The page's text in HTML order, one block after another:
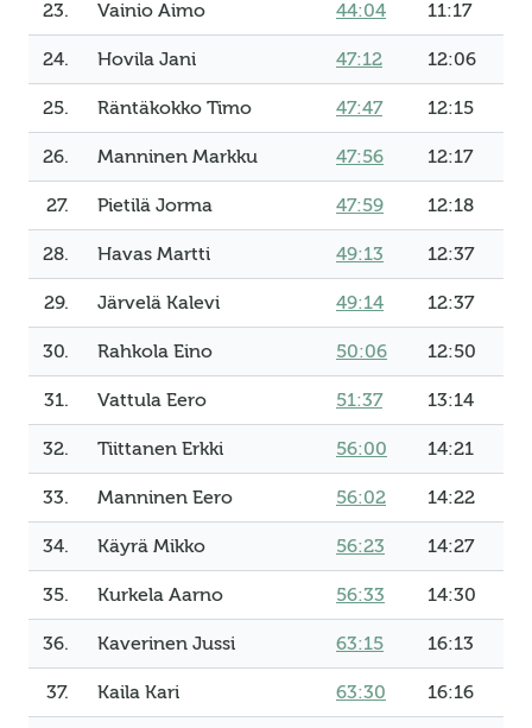
23. Vainio Aimo 44:04 11:17
24. Hovila Jani 47:12 12:06
25. Räntäkokko Timo 47:47 12:15
26. Manninen Markku 47:56 12:17
27. Pietilä Jorma 47:59 12:18
28. Havas Martti 49:13 12:37
29. Järvelä Kalevi 49:14 12:37
30. Rahkola Eino 50:06 12:50
31. Vattula Eero 51:37 13:14
32. Tiittanen Erkki 56:00 14:21
33. Manninen Eero 56:02 14:22
34. Käyrä Mikko 56:23 14:27
35. Kurkela Aarno 56:33 14:30
36. Kaverinen Jussi 63:15 16:13
37. Kaila Kari 63:30 16:16